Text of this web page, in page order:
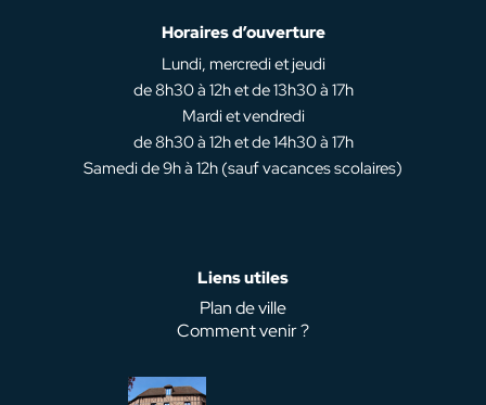
Horaires d’ouverture
Lundi, mercredi et jeudi
de 8h30 à 12h et de 13h30 à 17h
Mardi et vendredi
de 8h30 à 12h et de 14h30 à 17h
Samedi de 9h à 12h (sauf vacances scolaires)
Liens utiles
Plan de ville
Comment venir ?